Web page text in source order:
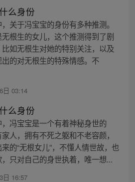
么身份
关于冯宝宝的身份有多种推测。
根生的女儿，这个推测得到了剧
如无根生对她的特别关注，以及
的对无根生的特殊情感。不
日 03:14
么身份
冯宝宝是一个有着神秘身世的
人，拥有不死之躯和不老容颜，
的“无根女儿”，不懂人情世故，也
只对自己的身世执着，唯一想...
日 16:57